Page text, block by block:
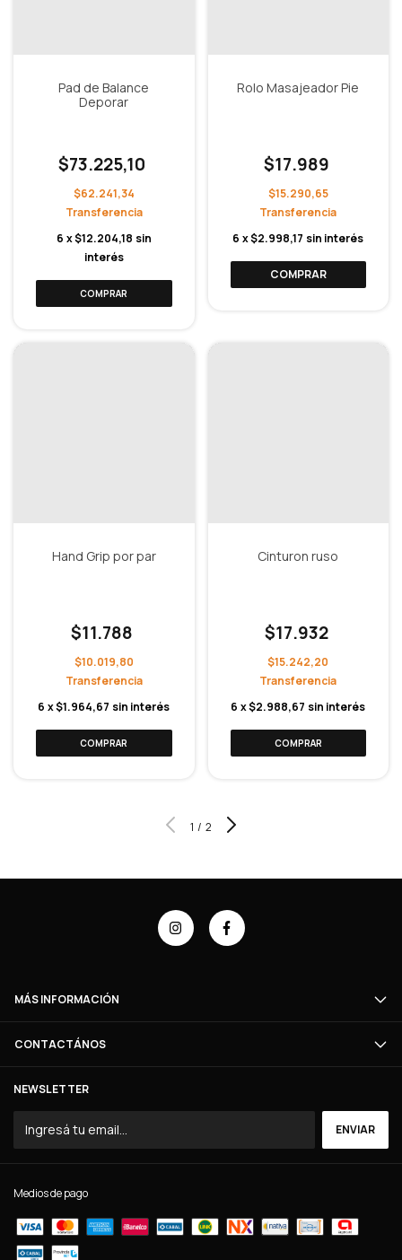
Pad de Balance
Deporar
$73.225,10
$62.241,34
6 x$12.204,18 sin
interés
Rolo Masajeador Pie
$17.989
$15.290,65
6 x$2.998,17 sin interés
COMPRAR
Hand Grip por par
$11.788
$10.019,80
6 x$1.964,67 sin interés
Cinturon ruso
$17.932
$15.242,20
6 x$2.988,67 sin interés
1 / 2
MÁS INFORMACIÓN
CONTACTÁNOS
NEWSLETTER
Medios de pago